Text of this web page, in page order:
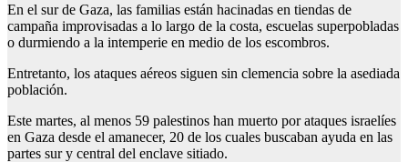
En el sur de Gaza, las familias están hacinadas en tiendas de
campaña improvisadas a lo largo de la costa, escuelas superpobladas
o durmiendo a la intemperie en medio de los escombros.
Entretanto, los ataques aéreos siguen sin clemencia sobre la asediada
población.
Este martes, al menos 59 palestinos han muerto por ataques israelíes
en Gaza desde el amanecer, 20 de los cuales buscaban ayuda en las
partes sur y central del enclave sitiado.